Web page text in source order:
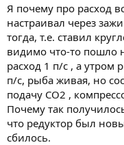
Я почему про расход
настраивал через
тогда, т.е. ставил
видимо что-то пошло
расход 1 п/с , а утром
п/с, рыба живая, но
подачу СО2 ,
Почему так
что редуктор был
сбилось.